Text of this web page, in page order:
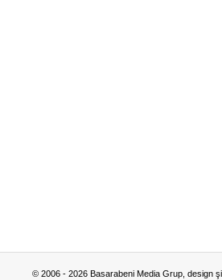
© 2006 - 2026 Basarabeni Media Grup, design